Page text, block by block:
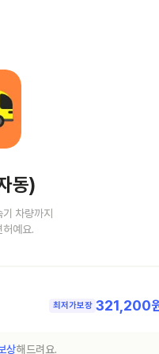
동)
차량까지
허예요.
최저가보장 321,200
상해드려요.